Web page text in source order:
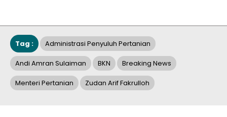
Tag : Administrasi Penyuluh Pertanian
Andi Amran Sulaiman BKN Breaking News
Menteri Pertanian Zudan Arif Fakrulloh